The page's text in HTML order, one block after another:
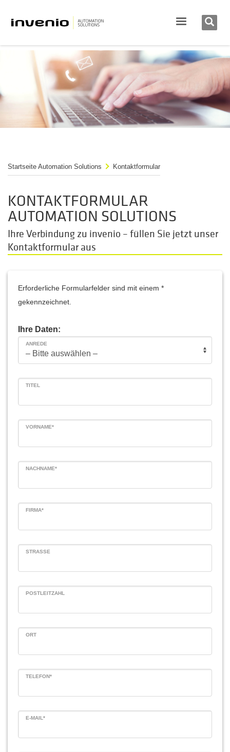
Startseite Automation Solutions Kontaktformular
KONTAKTFORMULAR
AUTOMATION SOLUTIONS
Ihre Verbindung zu invenio – füllen Sie jetzt unser
Kontaktformular aus
Erforderliche Formularfelder sind mit einem *
gekennzeichnet.
Ihre Daten:
ANREDE
TITEL
VORNAME*
NACHNAME*
FIRMA*
STRASSE
POSTLEITZAHL
ORT
TELEFON*
E-MAIL*